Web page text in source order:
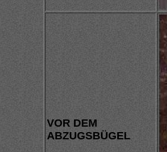
VOR DEM
ABZUGSBÜGEL